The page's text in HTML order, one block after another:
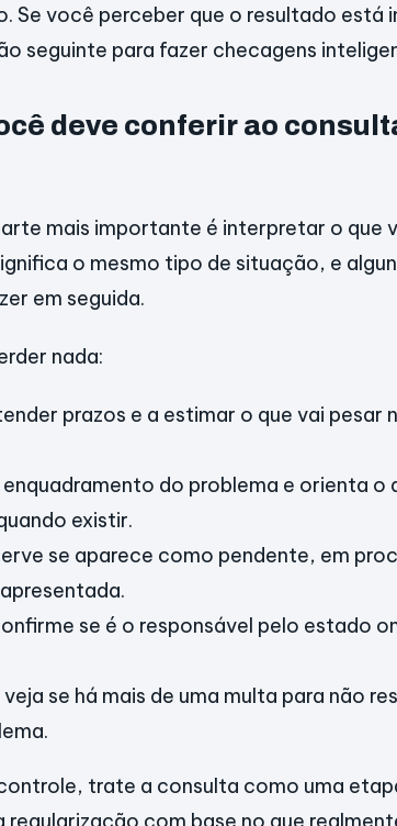
Se você perceber que o resultado está
seguinte para fazer checagens
deve conferir ao
mais importante é interpretar o que
o mesmo tipo de situação, e
em seguida.
nada:
prazos e a estimar o que vai pesar
do problema e orienta o
existir.
se aparece como pendente, em
se é o responsável pelo estado
veja se há mais de uma multa para não
trate a consulta como uma
regularização com base no que